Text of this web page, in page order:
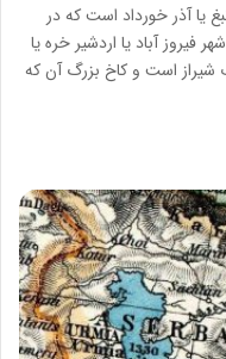
یا آذر خورداد است که در
آباد یا اردشیر خره یا
است و کاخ بزرگ آن که